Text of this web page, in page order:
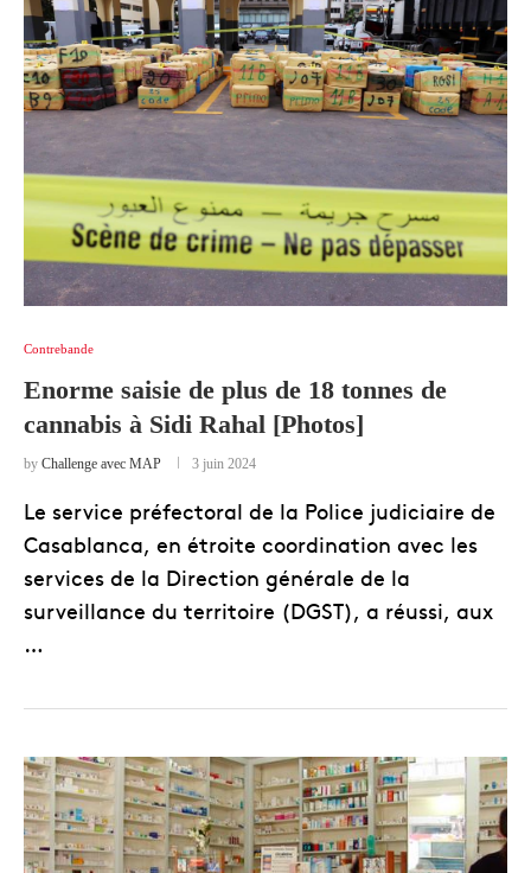
Contrebande
Enorme saisie de plus de 18 tonnes de
cannabis à Sidi Rahal [Photos]
by Challenge avec MAP 3 juin 2024
Le service préfectoral de la Police judiciaire de
Casablanca, en étroite coordination avec les
services de la Direction générale de la
surveillance du territoire (DGST), a réussi, aux
…